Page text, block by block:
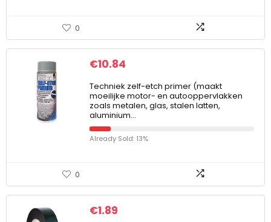
0
€10.84
Techniek zelf-etch primer (maakt
moeilijke motor- en autooppervlakken
zoals metalen, glas, stalen latten,
aluminium…
Already Sold: 13%
0
€1.89